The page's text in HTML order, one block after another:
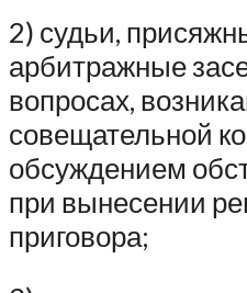
2) судьи,
арбитражные
вопросах,
совещательной
обсуждением
при вынесении
приговора;